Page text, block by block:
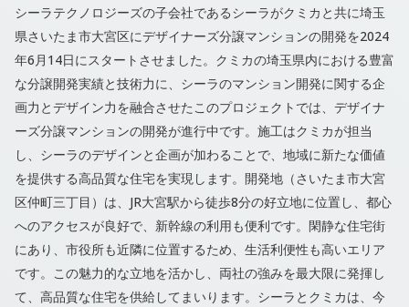
シーラテクノロジーズの子会社であるシーラがクミカと共に埼玉
県さいたま市大宮区にデザイナーズ分譲マンションの開発を2024
年6月14日にスタートさせました。クミカの埼玉県内における豊富
な分譲開発実績と技術力に、シーラのマンション開発に関する企
画力とデザイン力を融合させたこのプロジェクトでは、デザイナ
ーズ分譲マンションの開発が進行中です。施工はクミカが担当
し、シーラのデザインと企画が加わることで、地域に新たな価値
を提供する高品質な住宅を実現します。開発地（さいたま市大宮
区仲町三丁目）は、JR大宮駅から徒歩8分の好立地に位置し、都心
へのアクセスが良好で、新幹線の利用も便利です。閑静な住宅街
にあり、市役所も近隣に位置するため、生活利便性も高いエリア
です。この魅力的な立地を活かし、両社の強みを最大限に発揮し
て、高品質な住宅を供給してまいります。シーラとクミカは、今